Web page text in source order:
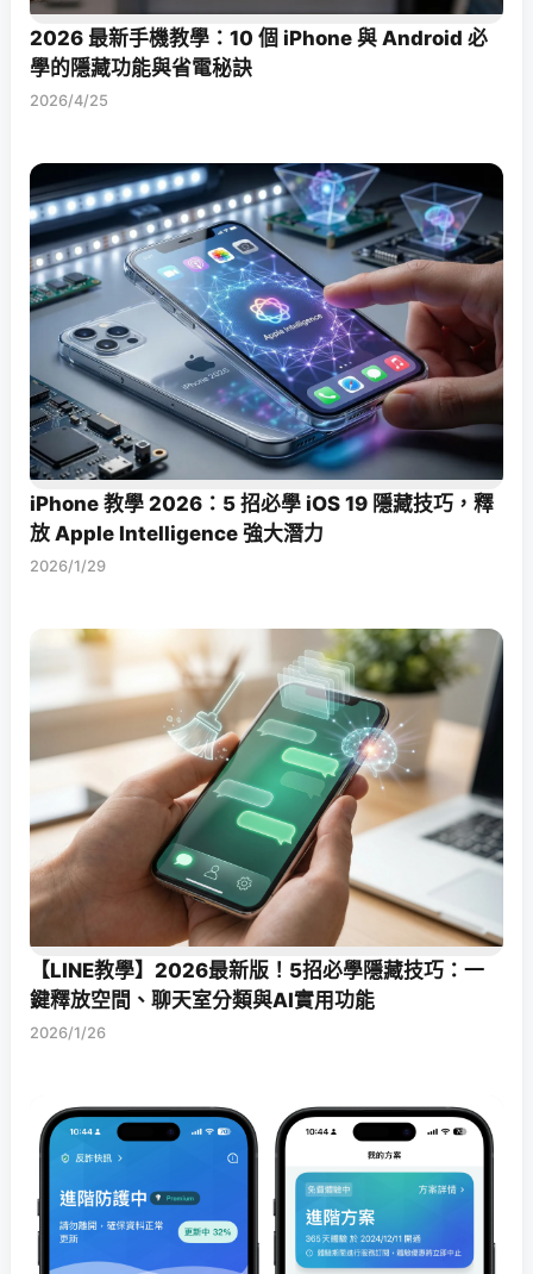
2026 最新手機教學：10 個 iPhone 與 Android 必
學的隱藏功能與省電秘訣
2026/4/25
iPhone 教學 2026：5 招必學 iOS 19 隱藏技巧，釋
放 Apple Intelligence 強大潛力
2026/1/29
【LINE教學】2026最新版！5招必學隱藏技巧：一
鍵釋放空間、聊天室分類與AI實用功能
2026/1/26